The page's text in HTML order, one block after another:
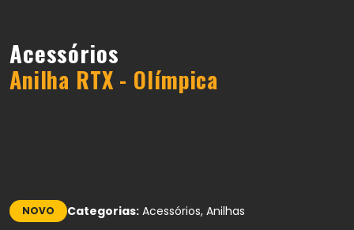
Acessórios
Anilha RTX - Olímpica
NOVO Categorias: Acessórios, Anilhas